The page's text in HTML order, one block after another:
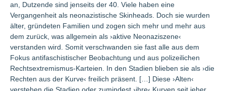
an, Dutzende sind jenseits der 40. Viele haben eine
Vergangenheit als neonazistische Skinheads. Doch sie wurden
älter, gründeten Familien und zogen sich mehr und mehr aus
dem zurück, was allgemein als ›aktive Neonaziszene‹
verstanden wird. Somit verschwanden sie fast alle aus dem
Fokus antifaschistischer Beobachtung und aus polizeilichen
Rechtsextremismus-Karteien. In den Stadien blieben sie als ›die
Rechten aus der Kurve‹ freilich präsent. […] Diese ›Alten‹